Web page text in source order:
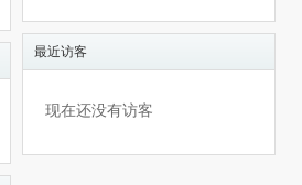
最近访客
现在还没有访客